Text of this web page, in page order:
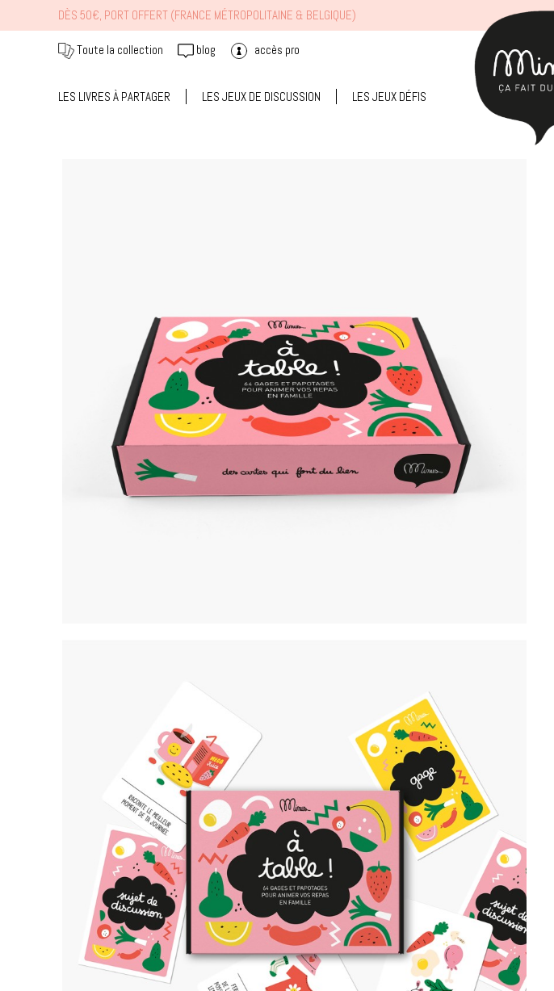
DÈS 50€, PORT OFFERT (FRANCE MÉTROPOLITAINE & BELGIQUE)
Toute la collection blog accès pro
LES LIVRES À PARTAGER LES JEUX DE DISCUSSION LES JEUX DÉFIS